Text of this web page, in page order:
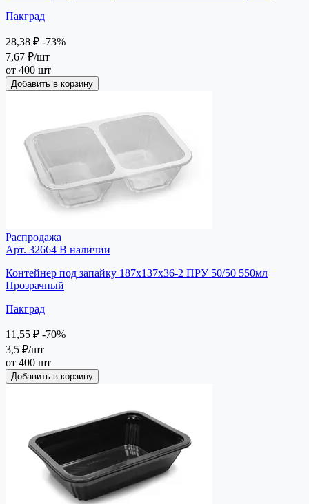
Пакград
28,38 ₽ -73%
7,67 ₽/шт
от 400 шт
Добавить в корзину
Распродажа
Арт. 32664 В наличии
Контейнер под запайку 187х137х36-2 ПРУ 50/50 550мл
Прозрачный
Пакград
11,55 ₽ -70%
3,5 ₽/шт
от 400 шт
Добавить в корзину